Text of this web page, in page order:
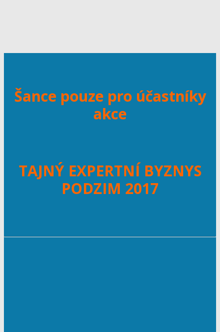
Šance pouze pro účastníky
akce
TAJNÝ EXPERTNÍ BYZNYS
PODZIM 2017